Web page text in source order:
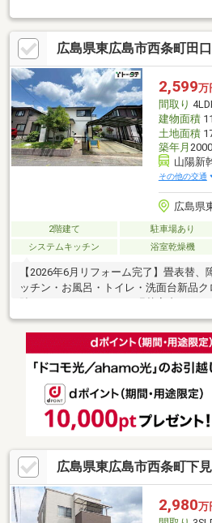
な別棟ログハウス有・前面道路は6m以
比較的スムーズです▼リフォーム・一
境・郷田バス停 徒歩約1分の立地【 ご希
いします 】物件の詳細・ご相談はお気
い。
広島県東広島市西条町田
2,599万
間取り
建物面積
土地面積
築年月
山陽新
その他の交通
広島県
2階建て 駐車場あり
システムキッチン
浴室乾燥機
【2026年6月リフォーム完了】畳表替
ッチン・お風呂・トイレ・洗面台新品ク
備・仕様・並列2台駐車可 ・ゆとりあ
乾燥機 ・浴室暖房乾燥機 ・洗髪洗
ターホン ・ウォークインクローゼッ
広島県東広島市西条町下
2,980万